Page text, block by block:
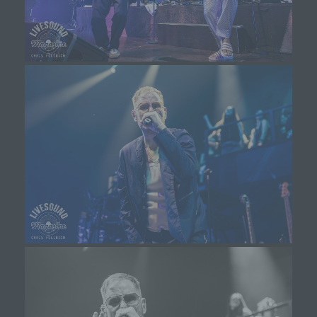
Grundverordnung, sonstiger in den Mitgliedstaaten der
Europäischen Union geltenden Datenschutzgesetze
und anderer Bestimmungen mit
datenschutzrechtlichem Charakter ist die:
Michaela Mayerr
Hauffstraße 10
E-Mail: info@livesound-magazine.com
Cookies / SessionStorage / LocalStorage
Die Internetseiten verwenden teilweise so genannte
dazu, unser Angebot nutzerfreundlicher, effektiver und
sicherer zu machen. Local Storage und
SessionStorage ist eine Technologie, mit welcher ihr
Browser Daten auf Ihrem Computer oder mobilen